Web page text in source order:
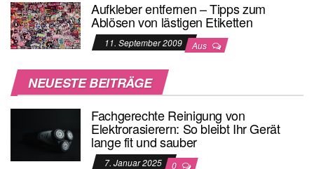
Aufkleber entfernen – Tipps zum
Ablösen von lästigen Etiketten
11. September 2009 Aus
NEUESTE BEITRÄGE
Fachgerechte Reinigung von
Elektrorasierern: So bleibt Ihr Gerät
lange fit und sauber
7. Januar 2025 0